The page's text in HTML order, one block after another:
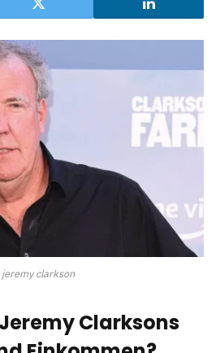
jeremy clarkson
Clarksons